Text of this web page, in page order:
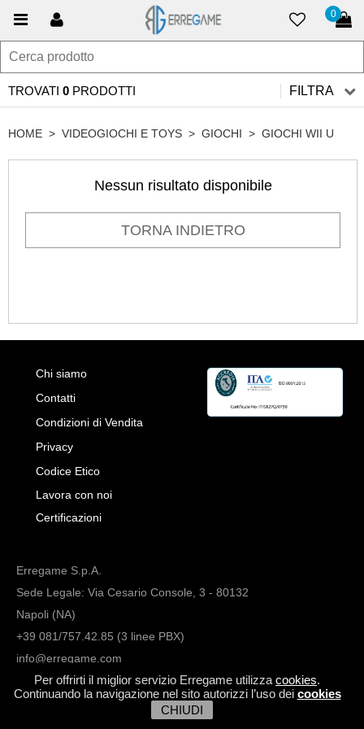
Per offrirti il miglior servizio Erregame utilizza cookies.
Continuando la navigazione nel sito autorizzi l’uso dei cookies
CHIUDI
0
TROVATI 0 PRODOTTI FILTRA
HOME > VIDEOGIOCHI E TOYS > GIOCHI > GIOCHI WII U
Nessun risultato disponibile
TORNA INDIETRO
Chi siamo
Contatti
Condizioni di Vendita
Privacy
Codice Etico
Lavora con noi
Certificazioni
Erregame S.p.A.
Sede Legale: Via Cesario Console, 3 - 80132
Napoli (NA)
+39 081/757.42.85 (3 linee PBX)
info@erregame.com